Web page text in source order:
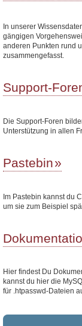
In unserer
gängigen
anderen Punkten rund
zusammengefasst.
Support-
Die Support-Foren
Unterstützung in allen
Pastebin
Im Pastebin kannst du
um sie zum Beispiel
Hier findest Du
kannst du hier die
für .htpasswd-Dateien